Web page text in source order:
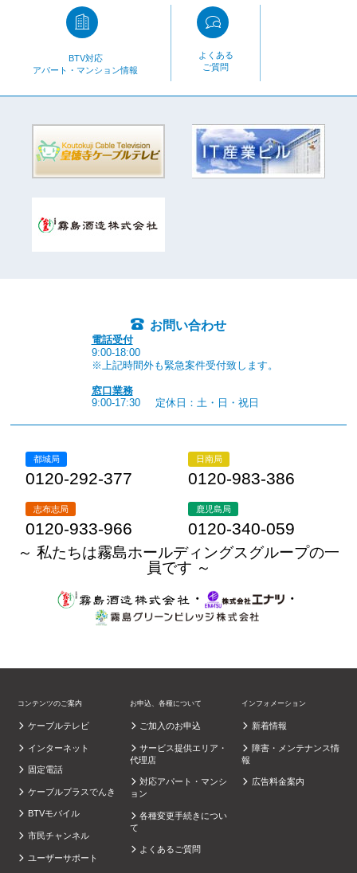
BTV対応
アパート・マンション情報
よくある
ご質問
お問い合わせ
電話受付
9:00-18:00
※上記時間外も緊急案件受付致します。
窓口業務
9:00-17:30
定休日：土・日・祝日
都城局
0120-292-377
日南局
0120-983-386
志布志局
0120-933-966
鹿児島局
0120-340-059
～ 私たちは霧島ホールディングスグループの一
員です ～
・
・
コンテンツのご案内
ケーブルテレビ
インターネット
固定電話
ケーブルプラスでんき
BTVモバイル
市民チャンネル
ユーザーサポート
お申込、各種について
ご加入のお申込
サービス提供エリア・
代理店
対応アパート・マンシ
ョン
各種変更手続きについ
て
よくあるご質問
インフォメーション
新着情報
障害・メンテナンス情
報
広告料金案内